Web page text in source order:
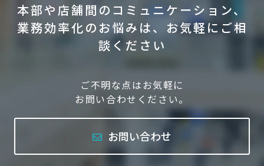
本部や店舗間のコミュニケーション、
業務効率化のお悩みは、お気軽にご相
談ください
ご不明な点はお気軽に
お問い合わせください。
お問い合わせ